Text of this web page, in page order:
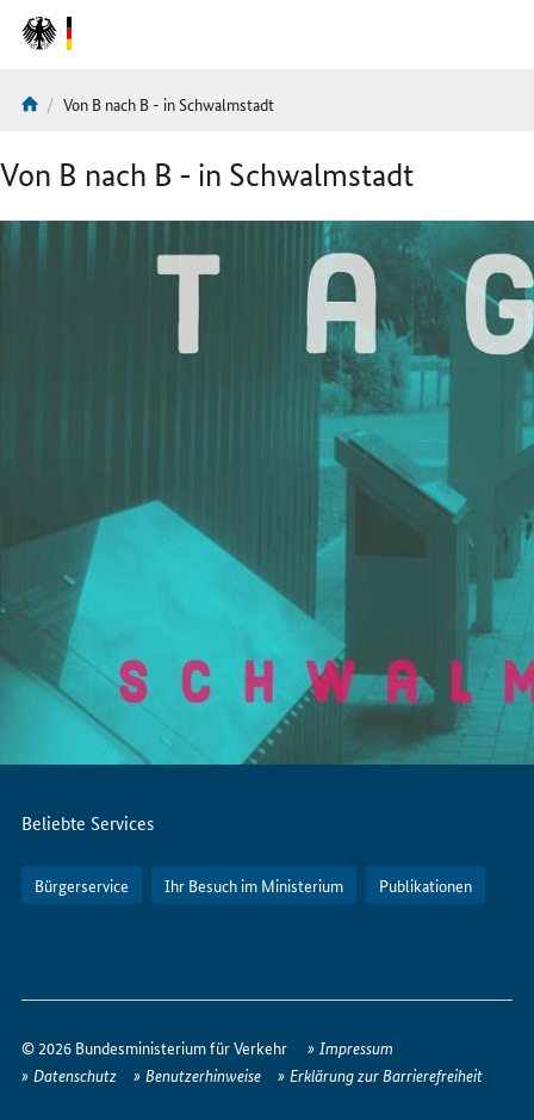
DirektZu:
Navigation
Sie
hier:
Aktuelle
Von B nach B - in Schwalmstadt
Von B nach B - in Schwalmstadt
Servicemenü
Beliebte Services
Bürgerservice Ihr Besuch im Ministerium Publikationen
erreichen
Sie
© 2026 Bundesministerium für Verkehr
Impressum
Datenschutz
Benutzerhinweise Erklärung zur Barrierefreiheit